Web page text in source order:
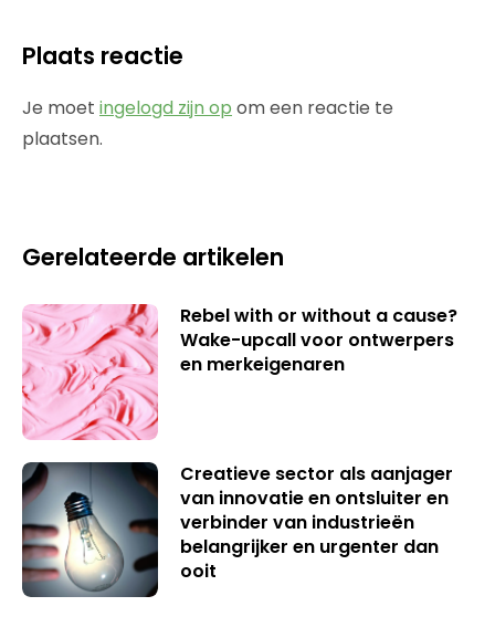
Plaats reactie
Je moet ingelogd zijn op om een reactie te
plaatsen.
Gerelateerde artikelen
Rebel with or without a cause?
Wake-upcall voor ontwerpers
en merkeigenaren
Creatieve sector als aanjager
van innovatie en ontsluiter en
verbinder van industrieën
belangrijker en urgenter dan
ooit